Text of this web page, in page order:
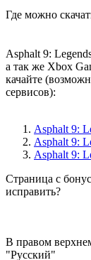
Где можно
Asphalt 9:
а так же Xbox
качайте
сервисов):
Asphalt 9:
Asphalt 9:
Asphalt 9:
Страница с
исправить?
В правом
"Русский"